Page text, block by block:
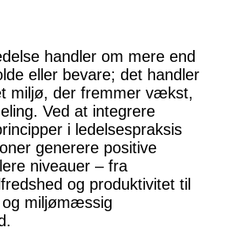
handler om mere end
eller bevare; det handler
miljø, der fremmer vækst,
Ved at integrere
i ledelsespraksis
generere positive
niveauer – fra
og produktivitet til
miljømæssig